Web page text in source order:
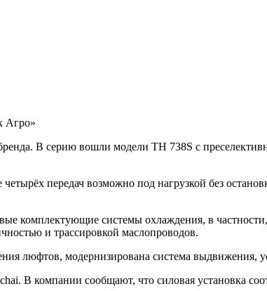
Агро»
В серию вошли модели TH 738S с
передач возможно под нагрузкой без
комплектующие системы охлаждения, в
и трассировкой маслопроводов.
люфтов, модернизирована система выдвижения,
В компании сообщают, что силовая установка